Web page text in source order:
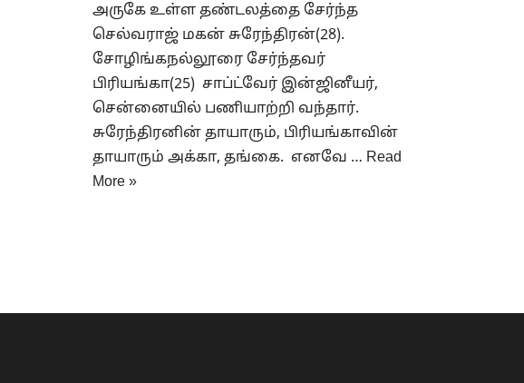
அருகே உள்ள தண்டலத்தை சேர்ந்த
செல்வராஜ் மகன் சுரேந்திரன்(28).
சோழிங்கநல்லூரை சேர்ந்தவர்
பிரியங்கா(25) சாப்ட்வேர் இன்ஜினீயர்,
சென்னையில் பணியாற்றி வந்தார்.
சுரேந்திரனின் தாயாரும், பிரியங்காவின்
தாயாரும் அக்கா, தங்கை. எனவே … Read
More »